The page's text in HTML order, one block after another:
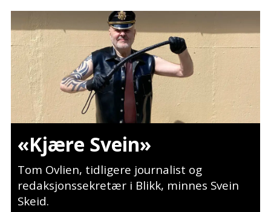
«Kjære Svein»
Tom Ovlien, tidligere journalist og
redaksjonssekretær i Blikk, minnes Svein
Skeid.